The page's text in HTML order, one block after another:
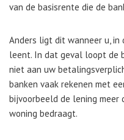
van de basisrente die de
Anders ligt dit wanneer u,
leent. In dat geval loopt de
niet aan uw
banken vaak rekenen met
bijvoorbeeld de lening meer
woning bedraagt.